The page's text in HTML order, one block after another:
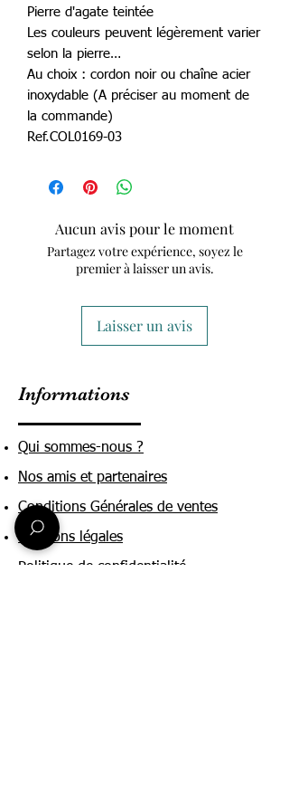
Pierre d'agate teintée
Les couleurs peuvent légèrement varier
selon la pierre…
Au choix : cordon noir ou chaîne acier
inoxydable (A préciser au moment de
la commande)
Ref.COL0169-03
Aucun avis pour le moment
Partagez votre expérience, soyez le
premier à laisser un avis.
Laisser un avis
Informations
Qui sommes-nous ?
Nos amis et partenaires
Conditions Générales de ventes
Mentions légales
Politique de confidentialité